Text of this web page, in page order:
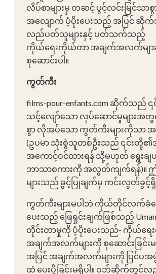
လိပ်စာများမှ တဆင့် ပွင့်လင်းမြင်သာစွ
အလျောက် ပံ့ပိုးပေးသည့် အပြင် ဆို
လည်ပတ်သူများနှင့် ပတ်သက်သည့်
ကိုယ်ရေးကိုယ်တာ အချက်အလက်မျာ
စုဆောင်းပါ။
ကွတ်ကီး
films-pour-enfants.com ဆိုက်သည်
သင့်လျော်သော လုပ်ဆောင်မှုများအ
စွာ လိုအပ်သော ကွတ်ကီးများကိုသာ
(ဥပမာ သုံးစွဲသူတစ်ဦးသည် ၎င်းတို့
အကောင့်ဝင်ထားရန် သို့မဟုတ် ရွေးခ
ဘာသာစကားကို အလွတ်ကျက်ရန်)။ ဤ
များသည် ခွင့်ပြုချက်မှ ကင်းလွတ်ခွ
ကွတ်ကီးများမပါဘဲ ကိုယ်တိုင်လက်ခံ
ပေးသည့် ဖြေရှင်းချက်ဖြစ်သည့်
တိုင်းတာမှုကို ပံ့ပိုးပေးသည်- ကိုယ်ရ
အချက်အလက်များကို စုဆောင်းခြင်
အပြင် အချက်အလက်များကို ပြင်ပအ
ထံ ပေးပို့ခြင်းမရှိပါ။ ဝဘ်ဆိုက်တွင်